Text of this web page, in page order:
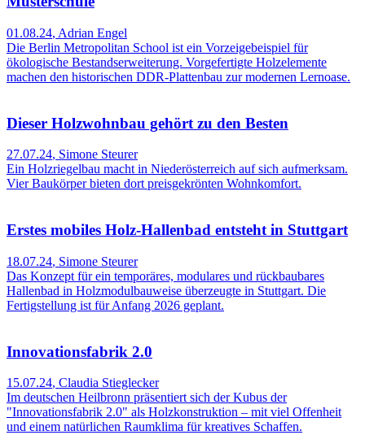
01.08.24, Adrian Engel
Die Berlin Metropolitan School ist ein Vorzeigebeispiel für
ökologische Bestandserweiterung. Vorgefertigte Holzelemente
machen den historischen DDR-Plattenbau zur modernen Lernoase.
Dieser Holzwohnbau gehört zu den Besten
27.07.24, Simone Steurer
Ein Holzriegelbau macht in Niederösterreich auf sich aufmerksam.
Vier Baukörper bieten dort preisgekrönten Wohnkomfort.
Erstes mobiles Holz-Hallenbad entsteht in Stuttgart
18.07.24, Simone Steurer
Das Konzept für ein temporäres, modulares und rückbaubares
Hallenbad in Holzmodulbauweise überzeugte in Stuttgart. Die
Fertigstellung ist für Anfang 2026 geplant.
Innovationsfabrik 2.0
15.07.24, Claudia Stieglecker
Im deutschen Heilbronn präsentiert sich der Kubus der
"Innovationsfabrik 2.0" als Holzkonstruktion – mit viel Offenheit
und einem natürlichen Raumklima für kreatives Schaffen.